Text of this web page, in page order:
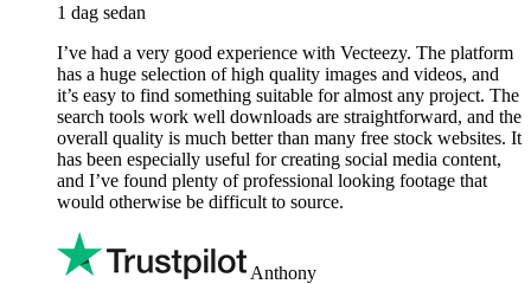
1 dag sedan
I’ve had a very good experience with Vecteezy. The platform
has a huge selection of high quality images and videos, and
it’s easy to find something suitable for almost any project. The
search tools work well downloads are straightforward, and the
overall quality is much better than many free stock websites. It
has been especially useful for creating social media content,
and I’ve found plenty of professional looking footage that
would otherwise be difficult to source.
Anthony